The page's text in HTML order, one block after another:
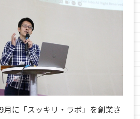
月に「スッキリ・ラボ」を創業さ